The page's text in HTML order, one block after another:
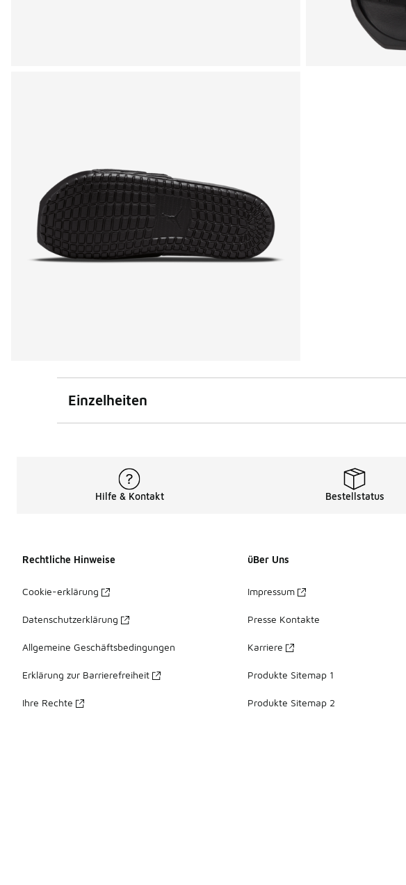
Einzelheiten
Hilfe & Kontakt Bestellstatus
Rechtliche Hinweise
Cookie-erklärung
Datenschutzerklärung
Allgemeine Geschäftsbedingungen
Erklärung zur Barrierefreiheit
Ihre Rechte
üBer Uns
Impressum
Presse Kontakte
Karriere
Produkte Sitemap 1
Produkte Sitemap 2